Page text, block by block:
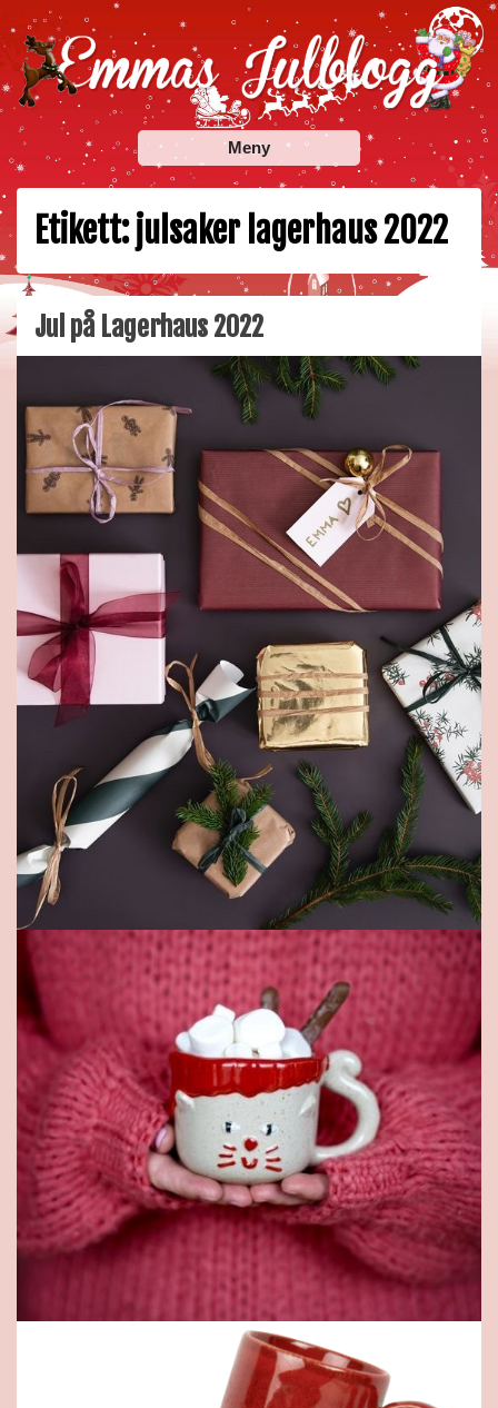
Skip
to
content
Emmas Julblogg
Julbloggar om julnyheter, julklappstips, julkalendrar,
adventskalendrar , julpyssel och julrecept!
Meny
Etikett:julsaker lagerhaus 2022
Jul på Lagerhaus 2022